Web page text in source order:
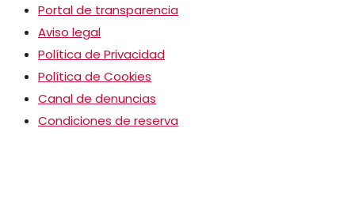
Portal de transparencia
Aviso legal
Política de Privacidad
Política de Cookies
Canal de denuncias
Condiciones de reserva